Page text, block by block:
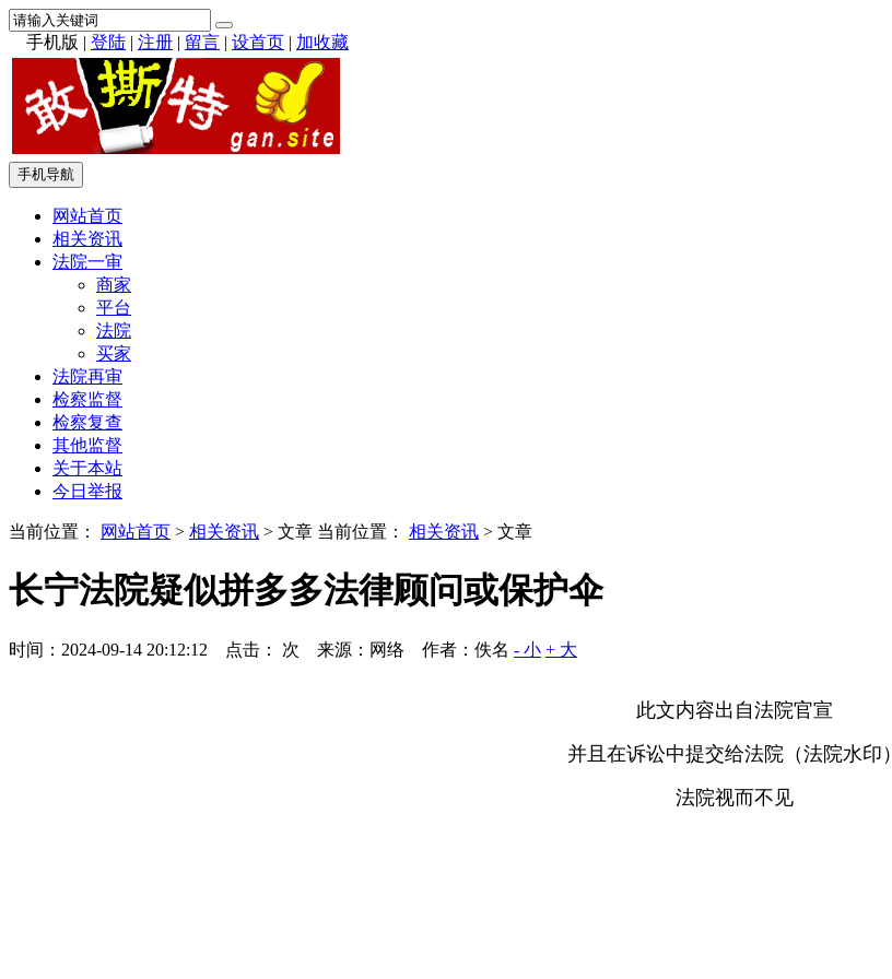
手机版 | 登陆 | 注册 | 留言 | 设首页 | 加收藏
手机导航
网站首页
相关资讯
法院一审
商家
平台
法院
买家
法院再审
检察监督
检察复查
其他监督
关于本站
今日举报
当前位置： 网站首页 > 相关资讯 > 文章 当前位置： 相关资讯 > 文章
长宁法院疑似拼多多法律顾问或保护伞
时间：2024-09-14 20:12:12 点击： 次 来源：网络 作者：佚名 - 小 + 大
此文内容出自法院官宣
并且在诉讼中提交给法院（法院水印）
法院视而不见